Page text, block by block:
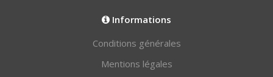
Informations
Conditions générales
Mentions légales